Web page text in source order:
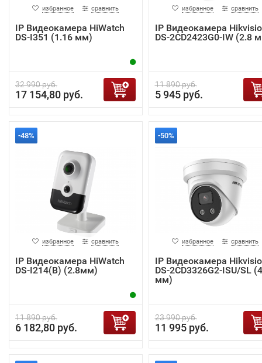
избранное сравнить
IP Видеокамера HiWatch
DS-I351 (1.16 мм)
32 990 руб.
17 154,80 руб.
избранное сравнить
IP Видеокамера
DS-2CD2423G0-IW (2.8
11 890 руб.
5 945 руб.
-48%
избранное сравнить
IP Видеокамера HiWatch
DS-I214(B) (2.8мм)
11 890 руб.
6 182,80 руб.
-50%
избранное сравнить
IP Видеокамера
DS-2CD3326G2-ISU/SL (4
мм)
23 990 руб.
11 995 руб.